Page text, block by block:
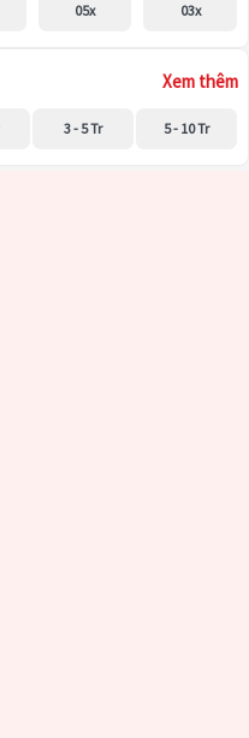
05x 03x
Xem thêm
3 - 5 Tr 5 - 10 Tr